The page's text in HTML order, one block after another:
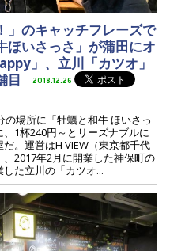
」のキャッチフレーズで
ほいさっさ」が蒲田にオ
」、立川「カツオ」
目
2018.12.26
場所に「牡蠣と和牛 ほいさっ
1杯240円～とリーズナブルに
。運営はH VIEW（東京都千代
2017年2月に開業した神保町の
た立川の「カツオ...